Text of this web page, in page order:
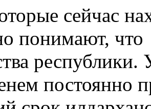
сейчас
понимают,
постоянно